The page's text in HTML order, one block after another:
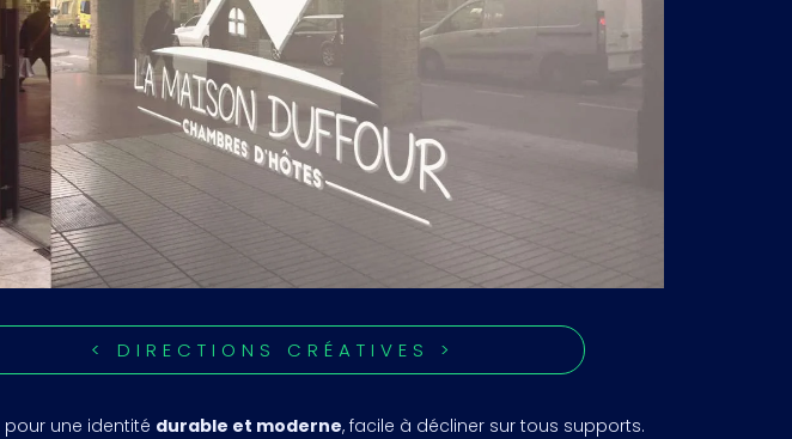
< DIRECTIONS CRÉATIVES >
pour une identité durable et moderne, facile à décliner sur tous supports.